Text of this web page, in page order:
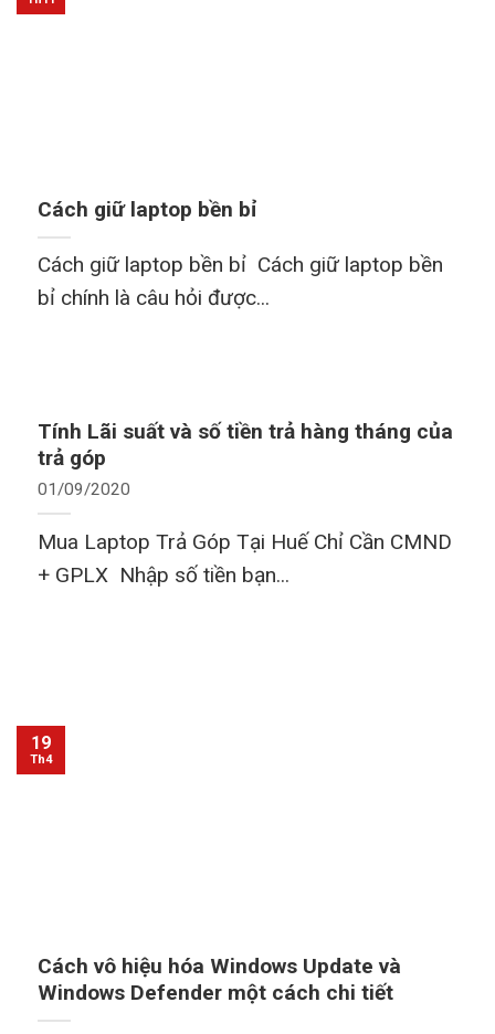
Cách giữ laptop bền bỉ
Cách giữ laptop bền bỉ Cách giữ laptop bền
bỉ chính là câu hỏi được...
Tính Lãi suất và số tiền trả hàng tháng của
trả góp
01/09/2020
Mua Laptop Trả Góp Tại Huế Chỉ Cần CMND
+ GPLX Nhập số tiền bạn...
Cách vô hiệu hóa Windows Update và
Windows Defender một cách chi tiết
19
Th4